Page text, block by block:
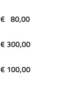
€ 80,00
€ 300,00
€ 100,00